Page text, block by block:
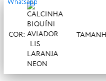
COR:
© 2023 Solar Bikinis -